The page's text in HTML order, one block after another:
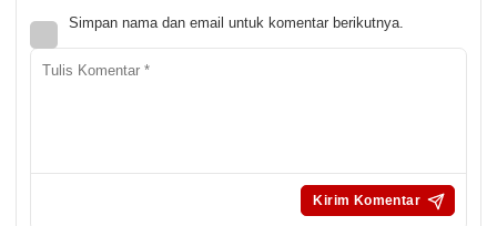
Simpan nama dan email untuk komentar berikutnya.